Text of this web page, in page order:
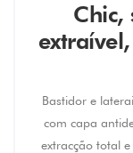
Chic,
Bastidor e
com capa
extracção total